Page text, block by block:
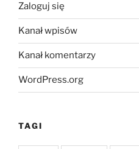
Zaloguj się
Kanał wpisów
Kanał komentarzy
WordPress.org
TAGI